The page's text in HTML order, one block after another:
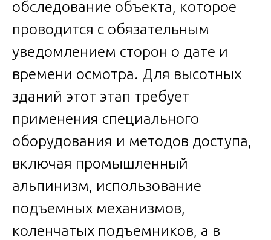
обследование объекта, которое
проводится с обязательным
уведомлением сторон о дате и
времени осмотра. Для высотных
зданий этот этап требует
применения специального
оборудования и методов доступа,
включая промышленный
альпинизм, использование
подъемных механизмов,
коленчатых подъемников, а в